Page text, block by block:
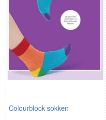
Colourblock sokken